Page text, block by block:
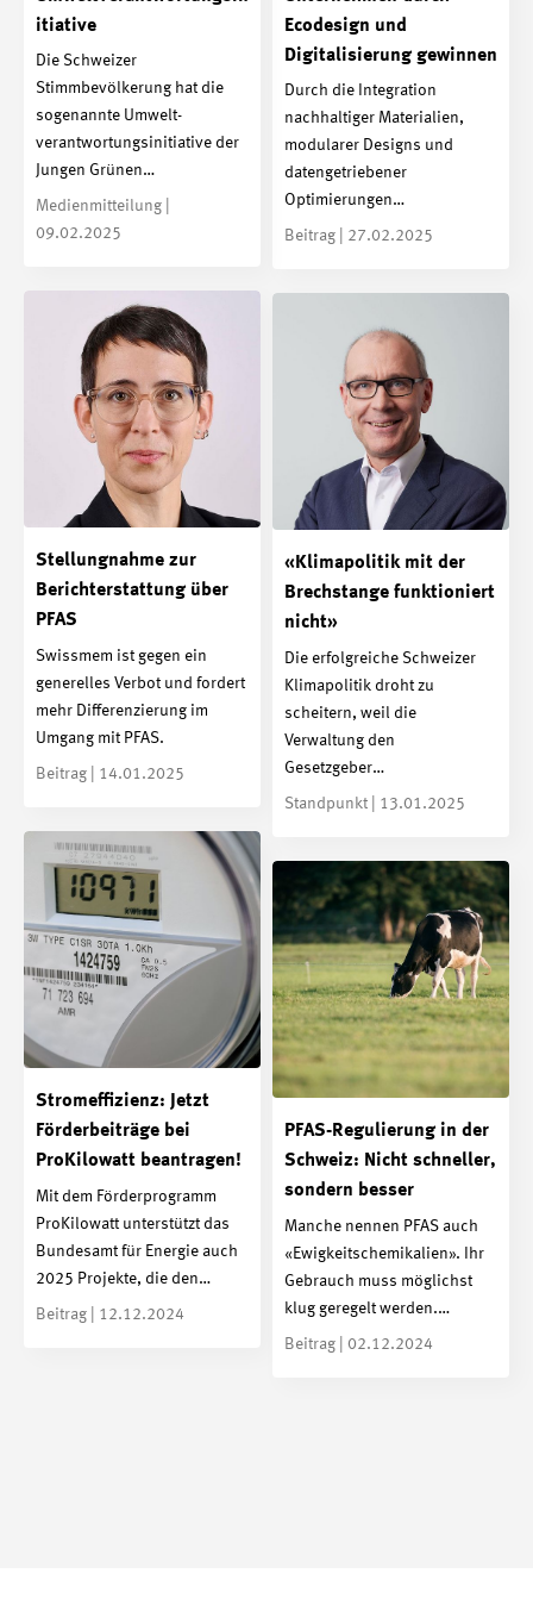
Ecodesign und
Digitalisierung gewinnen
Durch die Integration
nachhaltiger Materialien,
modularer Designs und
datengetriebener
Optimierungen…
Beitrag | 27.02.2025
itiative
Die Schweizer
Stimmbevölkerung hat die
sogenannte Umwelt­
verantwortungs­initiative der
Jungen Grünen…
Medienmitteilung |
09.02.2025
Stellungnahme zur
Berichterstattung über
PFAS
Swissmem ist gegen ein
generelles Verbot und fordert
mehr Differenzierung im
Umgang mit PFAS.
Beitrag | 14.01.2025
«Klimapolitik mit der
Brechstange funktioniert
nicht»
Die erfolgreiche Schweizer
Klimapolitik droht zu
scheitern, weil die
Verwaltung den
Gesetzgeber…
Standpunkt | 13.01.2025
Stromeffizienz: Jetzt
Förderbeiträge bei
ProKilowatt beantragen!
Mit dem Förderprogramm
ProKilowatt unterstützt das
Bundesamt für Energie auch
2025 Projekte, die den…
Beitrag | 12.12.2024
PFAS-Regulierung in der
Schweiz: Nicht schneller,
sondern besser
Manche nennen PFAS auch
«Ewigkeitschemikalien». Ihr
Gebrauch muss möglichst
klug geregelt werden.…
Beitrag | 02.12.2024